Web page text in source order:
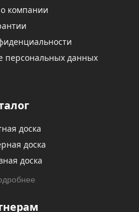
компании
персональных данных
доска
доска
доска